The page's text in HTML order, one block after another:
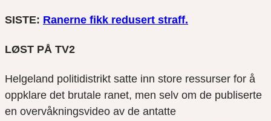
SISTE: Ranerne fikk redusert straff.
LØST PÅ TV2
Helgeland politidistrikt satte inn store ressurser for å
oppklare det brutale ranet, men selv om de publiserte
en overvåkningsvideo av de antatte